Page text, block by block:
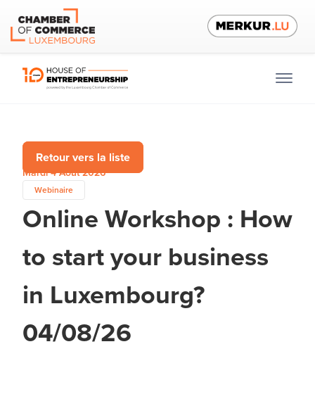
Retour vers la liste
Mardi 4 Août 2026
Webinaire
Online Workshop : How
to start your business
in Luxembourg?
04/08/26